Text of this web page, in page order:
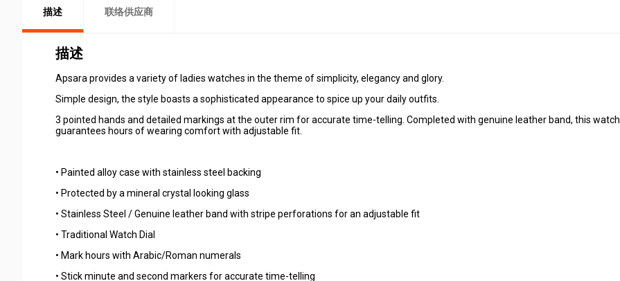
描述 联络供应商
描述
Apsara provides a variety of ladies watches in the theme of simplicity, elegancy and glory.
Simple design, the style boasts a sophisticated appearance to spice up your daily outfits.
3 pointed hands and detailed markings at the outer rim for accurate time-telling. Completed with genuine leather band, this watch
guarantees hours of wearing comfort with adjustable fit.
• Painted alloy case with stainless steel backing
• Protected by a mineral crystal looking glass
• Stainless Steel / Genuine leather band with stripe perforations for an adjustable fit
• Traditional Watch Dial
• Mark hours with Arabic/Roman numerals
• Stick minute and second markers for accurate time-telling